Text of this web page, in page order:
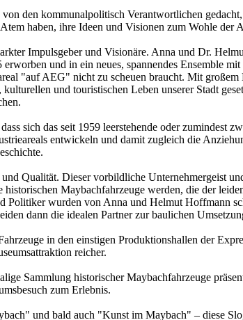
den kommunalpolitisch Verantwortlichen
haben, ihre Ideen und Visionen zum Wohle der
Impulsgeber und Visionäre. Anna und Dr.
und in ein neues, spannendes Ensemble
"auf AEG" nicht zu scheuen braucht. Mit
und touristischen Leben unserer Stadt
sich das seit 1959 leerstehende oder zumindest
entwickeln und damit zugleich die
Qualität. Dieser vorbildliche Unternehmergeist
Maybachfahrzeuge werden, die der
Politiker wurden von Anna und Helmut Hoffmann
dann die idealen Partner zur baulichen
in den einstigen Produktionshallen der
reicher.
Sammlung historischer Maybachfahrzeuge
zum Erlebnis.
und bald auch "Kunst im Maybach" – diese